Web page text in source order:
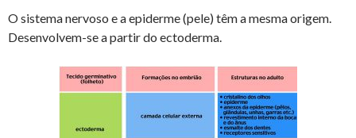
O sistema nervoso e a epiderme (pele) têm a mesma origem.
Desenvolvem-se a partir do ectoderma.